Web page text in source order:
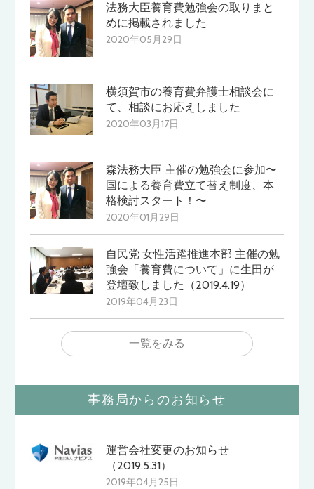
法務大臣養育費勉強会の取りまと
めに掲載されました
2020年05月29日
横須賀市の養育費弁護士相談会に
て、相談にお応えしました
2020年03月17日
森法務大臣 主催の勉強会に参加〜
国による養育費立て替え制度、本
格検討スタート！〜
2020年01月29日
自民党 女性活躍推進本部 主催の勉
強会「養育費について」に生田が
登壇致しました（2019.4.19）
2019年04月23日
一覧をみる
事務局からのお知らせ
運営会社変更のお知らせ
（2019.5.31）
2019年04月25日